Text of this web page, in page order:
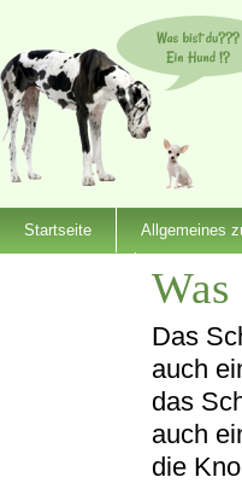
Startseite Allgemeines
Das
auch
das
auch
die